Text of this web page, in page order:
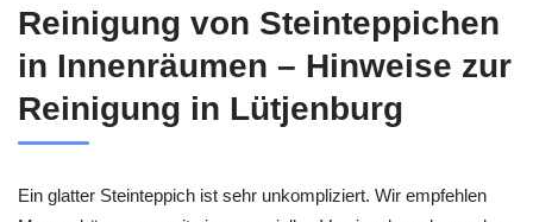
Reinigung von Steinteppichen
in Innenräumen – Hinweise zur
Reinigung in Lütjenburg
Ein glatter Steinteppich ist sehr unkompliziert. Wir empfehlen